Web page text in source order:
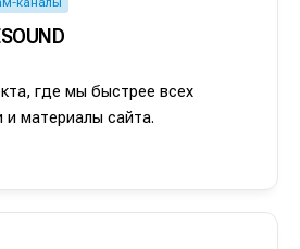
где мы быстрее всех
и материалы сайта.